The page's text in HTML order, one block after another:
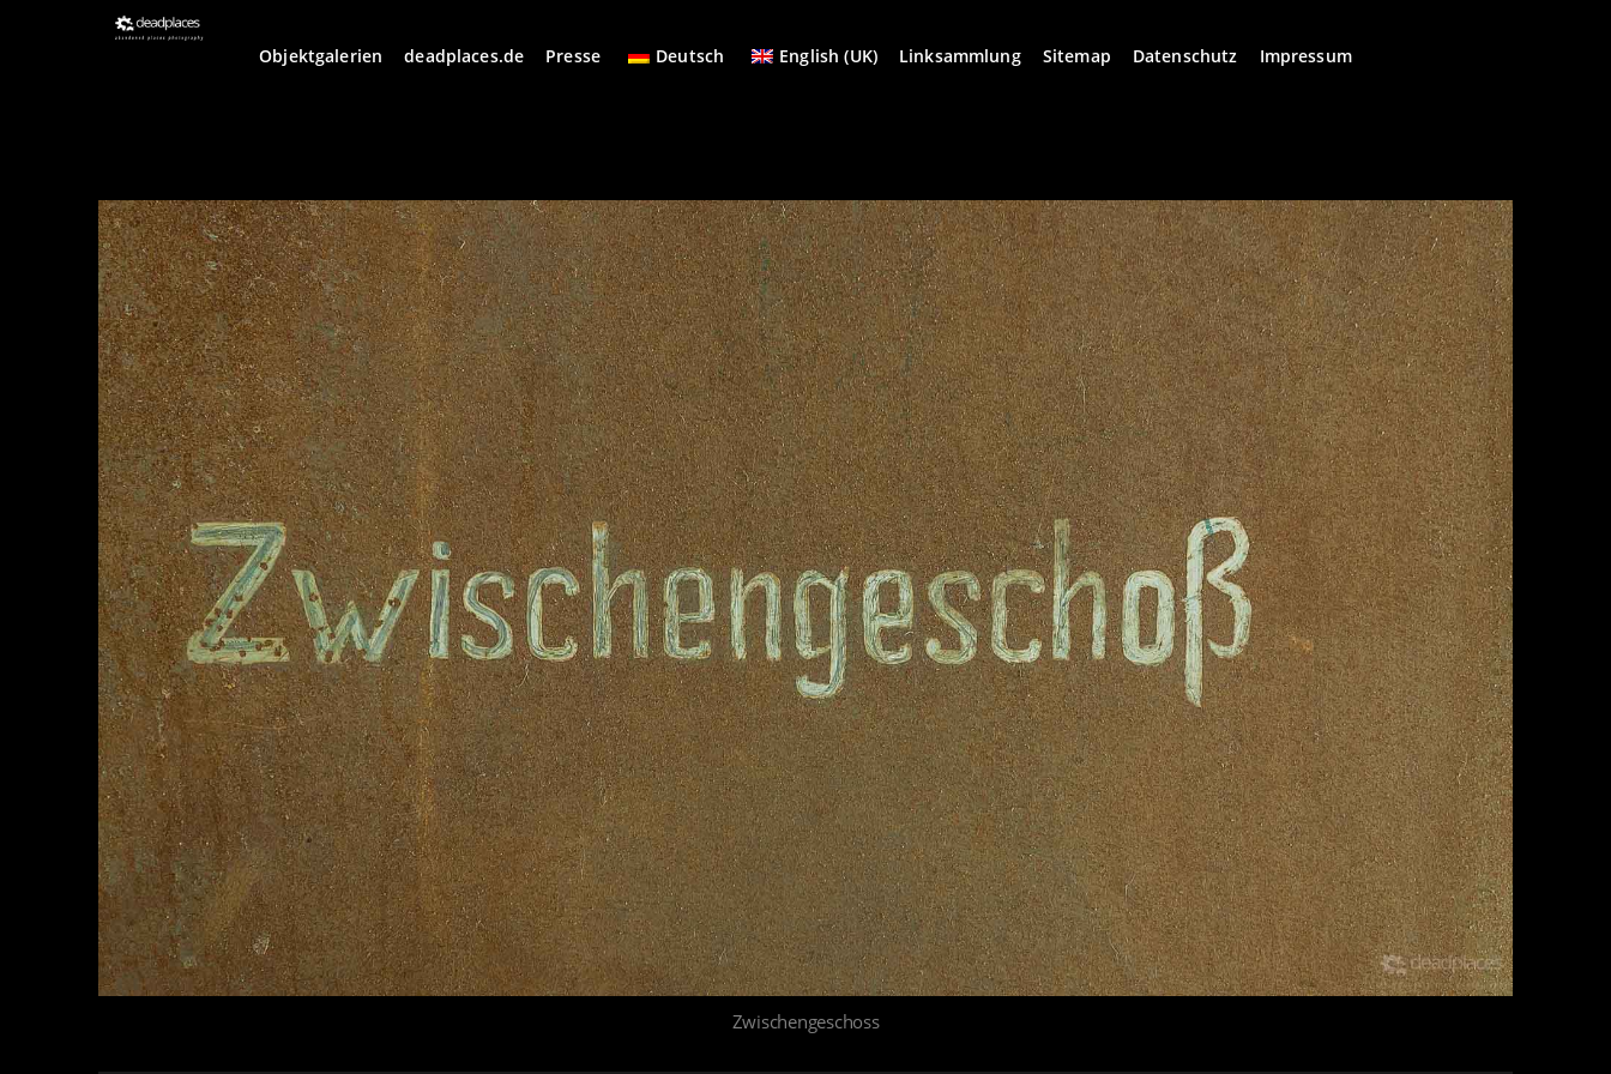
Objektgalerien deadplaces.de Presse Deutsch English (UK) Linksammlung Sitemap Datenschutz Impressum
Zwischengeschoss